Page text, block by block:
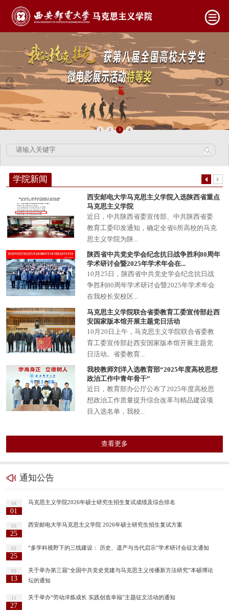
1 2 3 4
学院新闻
西安邮电大学马克思主义学院入选陕西省重点
马克思主义学院
​近日，中共陕西省委宣传部、中共陕西省委
教育工委印发通知，确定全省6所高校的马克
思主义学院为陕...
陕西省中共党史学会纪念抗日战争胜利80周年
学术研讨会暨2025年学术年会在...
​10月25日，陕西省中共党史学会纪念抗日战
争胜利80周年学术研讨会暨2025年学术年会
在我校长安校区...
马克思主义学院联合省委教育工委宣传部赴西
安国家版本馆开展主题党日活动
10月20日上午，马克思主义学院联合省委教
育工委宣传部赴西安国家版本馆开展主题党
日活动。省委教育...
我校教师刘洋入选教育部“2025年度高校思想
政治工作中青年骨干”
近日，教育部办公厅公布了2025年度高校思
想政治工作质量提升综合改革与精品建设项
目入选名单，我校...
查看更多
通知公告
04
01
马克思主义学院2026年硕士研究生招生复试成绩及综合排名
03
25
西安邮电大学马克思主义学院 2026年硕士研究生招生复试方案
03
25
“多学科视野下的三线建设： 历史、遗产与当代启示”学术研讨会征文通知
03
13
关于举办第三届“全国中共党史党建与马克思主义传播新方法研究”本硕博论
坛的通知
11
27
关于举办“劳动淬炼成长 实践创造幸福”主题征文活动的通知